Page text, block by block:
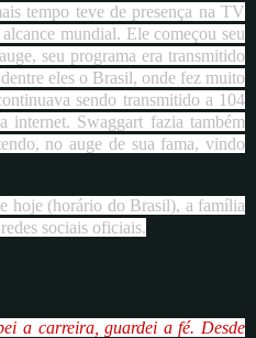
tempo teve de presença na TV
mundial. Ele começou seu
seu programa era transmitido
eles o Brasil, onde fez muito
sendo transmitido a 104
internet. Swaggart fazia também
no auge de sua fama, vindo
hoje (horário do Brasil), a família
sociais oficiais.
a carreira, guardei a fé. Desde